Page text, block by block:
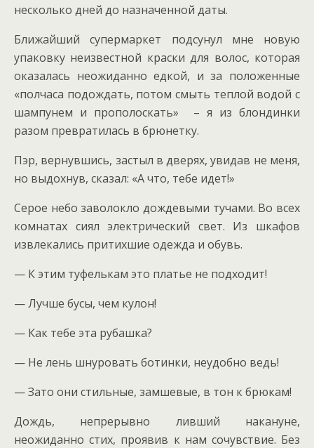
несколько дней до назначенной даты.
Ближайший супермаркет подсунул мне новую
упаковку неизвестной краски для волос, которая
оказалась неожиданно едкой, и за положенные
«полчаса подождать, потом смыть теплой водой с
шампунем и прополоскать» – я из блондинки
разом превратилась в брюнетку.
Пэр, вернувшись, застыл в дверях, увидав не меня,
но выдохнув, сказал: «А что, тебе идет!»
Серое небо заволокло дождевыми тучами. Во всех
комнатах сиял электрический свет. Из шкафов
извлекались притихшие одежда и обувь.
— К этим туфелькам это платье не подходит!
— Лучше бусы, чем кулон!
— Как тебе эта рубашка?
— Не лень шнуровать ботинки, неудобно ведь!
— Зато они стильные, замшевые, в тон к брюкам!
Дождь, непрерывно ливший накануне,
неожиданно стих, проявив к нам сочувствие. Без